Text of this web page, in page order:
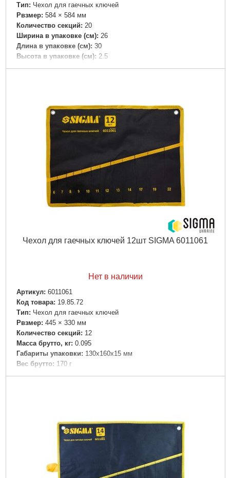
Tип: Чехол для гаечных ключей
Рвзмер: 584 × 584 мм
Количество секций: 20
Ширина в упаковке (см): 26
Длина в упаковке (см): 30
Высота в упаковке (см): 2.5
Габариты упаковки: 320x170x30 мм
Чехол для гаечных ключей 12шт SIGMA 6011061
Нет в наличии
Артикул: 6011061
Код товара: 19.85.72
Tип: Чехол для гаечных ключей
Рвзмер: 445 × 330 мм
Количество секций: 12
Масса брутто, кг: 0.095
Габариты упаковки: 130x160x15 мм
Вес брутто: 170 г